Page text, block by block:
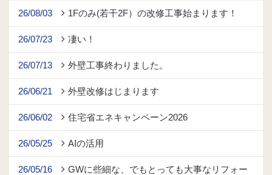
26/08/03 1Fのみ(若干2F）の改修工事始まります！
26/07/23 凄い！
26/07/13 外壁工事終わりました。
26/06/21 外壁改修はじまります
26/06/02 住宅省エネキャンペーン2026
26/05/25 AIの活用
26/05/16
GWに些細な、でもとっても大事なリフォー